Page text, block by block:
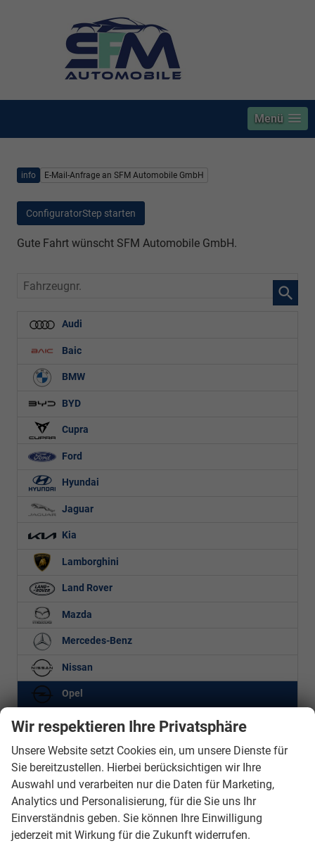
Menü
info E-Mail-Anfrage an SFM Automobile GmbH
ConfiguratorStep starten
Gute Fahrt wünscht SFM Automobile GmbH.
Fahrzeugnr.
Audi
Baic
BMW
BYD
Cupra
Ford
Hyundai
Jaguar
Kia
Lamborghini
Land Rover
Mazda
Mercedes-Benz
Nissan
Opel
Vivaro
Vivaro Kastenwagen
Peugeot
Porsche
Renault
Wir respektieren Ihre Privatsphäre
Unsere Website setzt Cookies ein, um unsere Dienste für
Sie bereitzustellen. Hierbei berücksichtigen wir Ihre
Auswahl und verarbeiten nur die Daten für Marketing,
Analytics und Personalisierung, für die Sie uns Ihr
Einverständnis geben. Sie können Ihre Einwilligung
jederzeit mit Wirkung für die Zukunft widerrufen.